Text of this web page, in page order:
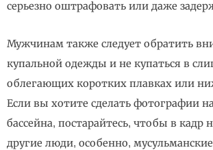
серьезно оштрафовать или даже
Мужчинам также следует обратить
купальной одежды и не купаться в
облегающих коротких плавках или
Если вы хотите сделать фотографии
бассейна, постарайтесь, чтобы в кадр
другие люди, особенно,